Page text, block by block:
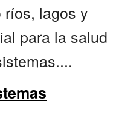
ríos, lagos y
para la salud